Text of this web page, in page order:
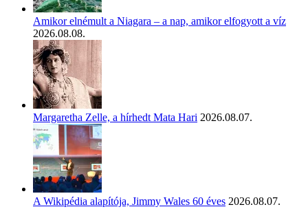
Amikor elnémult a Niagara – a nap, amikor elfogyott a víz
2026.08.08.
Margaretha Zelle, a hírhedt Mata Hari 2026.08.07.
A Wikipédia alapítója, Jimmy Wales 60 éves 2026.08.07.